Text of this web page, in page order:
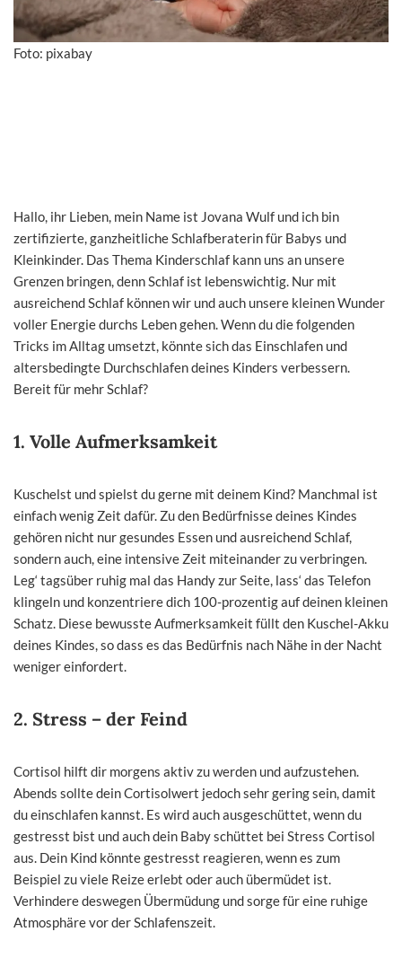
Foto: pixabay
Hallo, ihr Lieben, mein Name ist Jovana Wulf und ich bin
zertifizierte, ganzheitliche Schlafberaterin für Babys und
Kleinkinder. Das Thema Kinderschlaf kann uns an unsere
Grenzen bringen, denn Schlaf ist lebenswichtig. Nur mit
ausreichend Schlaf können wir und auch unsere kleinen Wunder
voller Energie durchs Leben gehen. Wenn du die folgenden
Tricks im Alltag umsetzt, könnte sich das Einschlafen und
altersbedingte Durchschlafen deines Kinders verbessern.
Bereit für mehr Schlaf?
1. Volle Aufmerksamkeit
Kuschelst und spielst du gerne mit deinem Kind? Manchmal ist
einfach wenig Zeit dafür. Zu den Bedürfnisse deines Kindes
gehören nicht nur gesundes Essen und ausreichend Schlaf,
sondern auch, eine intensive Zeit miteinander zu verbringen.
Leg‘ tagsüber ruhig mal das Handy zur Seite, lass‘ das Telefon
klingeln und konzentriere dich 100-prozentig auf deinen kleinen
Schatz. Diese bewusste Aufmerksamkeit füllt den Kuschel-Akku
deines Kindes, so dass es das Bedürfnis nach Nähe in der Nacht
weniger einfordert.
2. Stress – der Feind
Cortisol hilft dir morgens aktiv zu werden und aufzustehen.
Abends sollte dein Cortisolwert jedoch sehr gering sein, damit
du einschlafen kannst. Es wird auch ausgeschüttet, wenn du
gestresst bist und auch dein Baby schüttet bei Stress Cortisol
aus. Dein Kind könnte gestresst reagieren, wenn es zum
Beispiel zu viele Reize erlebt oder auch übermüdet ist.
Verhindere deswegen Übermüdung und sorge für eine ruhige
Atmosphäre vor der Schlafenszeit.